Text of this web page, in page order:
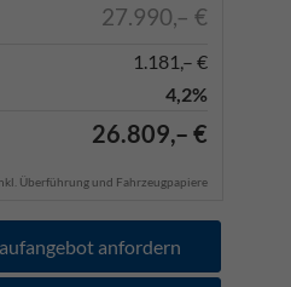
27.990,– €
1.181,– €
4,2%
26.809,– €
Überführung und Fahrzeugpapiere
anfordern